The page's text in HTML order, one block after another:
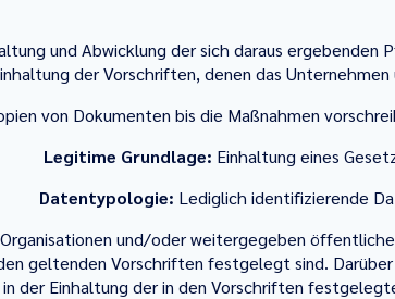
und Abwicklung der sich daraus ergebenden
der Vorschriften, denen das
von Dokumenten bis die Maßnahmen
Legitime Grundlage: Einhaltung eines
Datentypologie: Lediglich identifizierende
und/oder weitergegeben
geltenden Vorschriften festgelegt sind.
der Einhaltung der in den Vorschriften